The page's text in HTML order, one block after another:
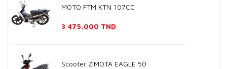
MOTO FTM KTN 107CC
Prix
3 475,000 TND
Scooter ZIMOTA EAGLE 50